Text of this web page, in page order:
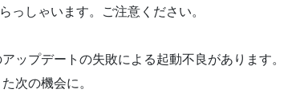
っしゃいます。ご注意ください。
ップデートの失敗による起動不良があります。
次の機会に。